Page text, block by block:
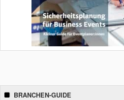
BRANCHEN-GUIDE